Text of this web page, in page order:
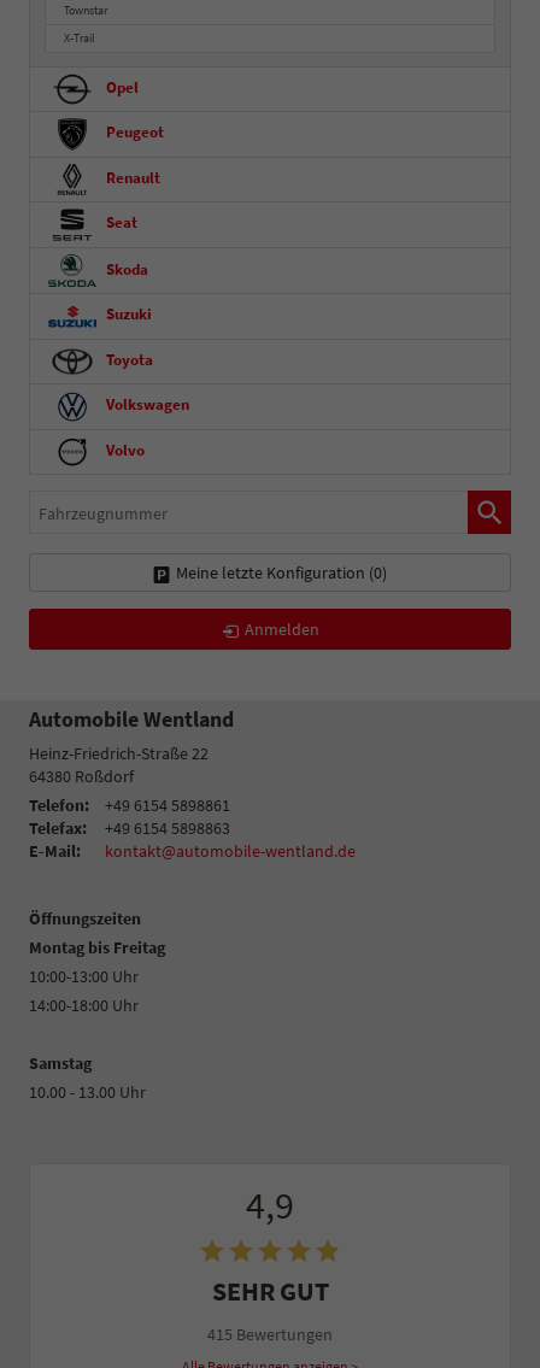
Townstar
X-Trail
Opel
Peugeot
Renault
Seat
Skoda
Suzuki
Toyota
Volkswagen
Volvo
Fahrzeugnummer
Meine letzte Konfiguration (0)
Anmelden
Automobile Wentland
Heinz-Friedrich-Straße 22
64380 Roßdorf
Telefon:
+49 6154 5898861
Telefax:
+49 6154 5898863
E-Mail:
kontakt@automobile-wentland.de
Öffnungszeiten
Montag bis Freitag
10:00-13:00 Uhr
14:00-18:00 Uhr
Samstag
10.00 - 13.00 Uhr
4,9
SEHR GUT
415 Bewertungen